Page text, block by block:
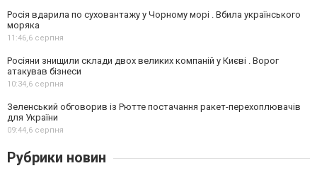
Росія вдарила по суховантажу у Чорному морі . Вбила українського
моряка
11:46,6 серпня
Росіяни знищили склади двох великих компаній у Києві . Ворог
атакував бізнеси
10:34,6 серпня
Зеленський обговорив із Рютте постачання ракет-перехоплювачів
для України
09:44,6 серпня
Рубрики новин